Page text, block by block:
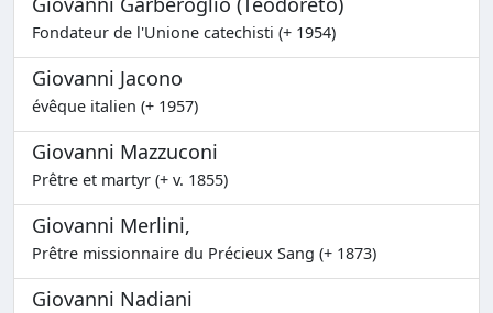
Fondateur de l'Unione catechisti (+ 1954)
Giovanni Jacono
évêque italien (+ 1957)
Giovanni Mazzuconi
Prêtre et martyr (+ v. 1855)
Giovanni Merlini,
Prêtre missionnaire du Précieux Sang (+ 1873)
Giovanni Nadiani